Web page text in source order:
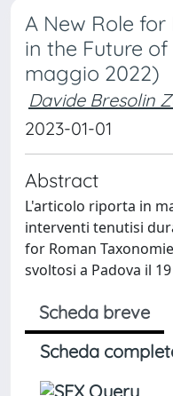
A New Role
in the Future of
maggio 2022)
Davide Bresolin
2023-01-01
Abstract
L'articolo riporta in
interventi tenutisi
for Roman
svoltosi a Padova il
Scheda breve
Scheda